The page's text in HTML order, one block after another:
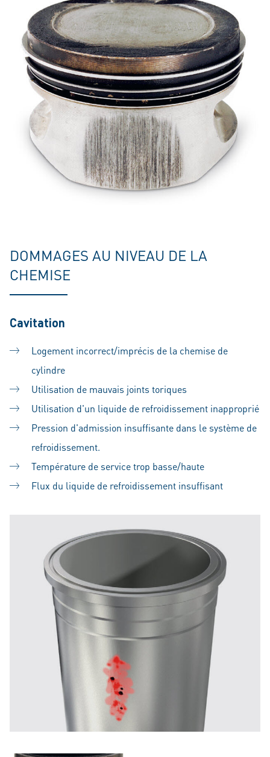
DOMMAGES AU NIVEAU DE LA
CHEMISE
Cavitation
Logement incorrect/imprécis de la chemise de
cylindre
Utilisation de mauvais joints toriques
Utilisation d'un liquide de refroidissement inapproprié
Pression d'admission insuffisante dans le système de
refroidissement.
Température de service trop basse/haute
Flux du liquide de refroidissement insuffisant